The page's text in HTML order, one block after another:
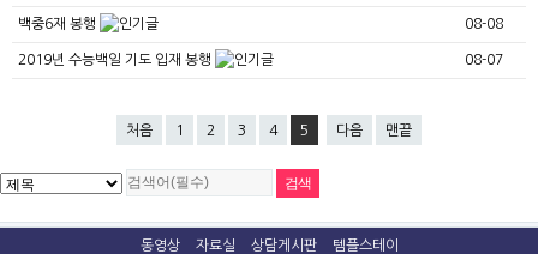
백중6재 봉행 08-08
2019년 수능백일 기도 입재 봉행 08-07
처음 1 2 3 4 5 다음 맨끝
동영상 자료실 상담게시판 템플스테이